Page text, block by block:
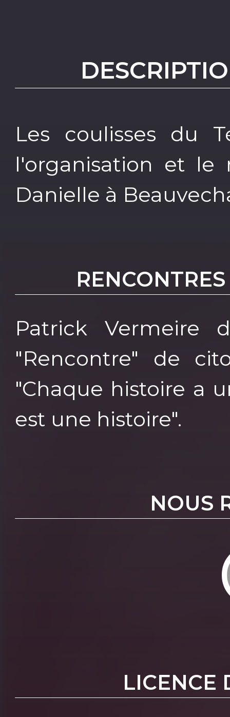
Les coulisses du
l'organisation et le
Danielle à
Patrick
"Rencontre" de
"Chaque histoire a
est une histoire".
NOUS
LICENCE